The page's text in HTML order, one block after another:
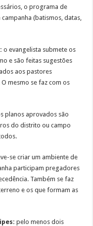
o programa de
(batismos, datas,
o evangelista submete os
e são feitas sugestões
aos pastores
mesmo se faz com os
planos aprovados são
do distrito ou campo
se criar um ambiente de
participam pregadores
Também se faz
e os que formam as
pelo menos dois